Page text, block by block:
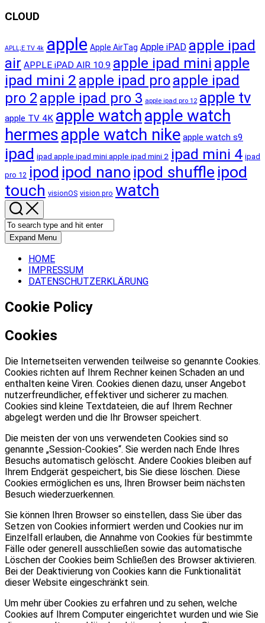
CLOUD
APLL;E TV 4k apple Apple AirTag Apple iPAD apple ipad
air APPLE iPAD AIR 10.9 apple ipad mini apple
ipad mini 2 apple ipad proapple ipad
pro 2 apple ipad pro 3 apple ipad pro 12 apple tv
apple TV 4K apple watchapple watch
hermesapple watch nike apple watch s9
ipad ipad apple ipad mini apple ipad mini 2 ipad mini 4 ipad
pro 12 ipod ipod nano ipod shuffle ipod
touch visionOS vision pro watch
Expand Menu
HOME
IMPRESSUM
DATENSCHUTZERKLÄRUNG
Cookie Policy
Cookies
Die Internetseiten verwenden teilweise so genannte Cookies.
Cookies richten auf Ihrem Rechner keinen Schaden an und
enthalten keine Viren. Cookies dienen dazu, unser Angebot
nutzerfreundlicher, effektiver und sicherer zu machen.
Cookies sind kleine Textdateien, die auf Ihrem Rechner
abgelegt werden und die Ihr Browser speichert.
Die meisten der von uns verwendeten Cookies sind so
genannte „Session-Cookies“. Sie werden nach Ende Ihres
Besuchs automatisch gelöscht. Andere Cookies bleiben auf
Ihrem Endgerät gespeichert, bis Sie diese löschen. Diese
Cookies ermöglichen es uns, Ihren Browser beim nächsten
Besuch wiederzuerkennen.
Sie können Ihren Browser so einstellen, dass Sie über das
Setzen von Cookies informiert werden und Cookies nur im
Einzelfall erlauben, die Annahme von Cookies für bestimmte
Fälle oder generell ausschließen sowie das automatische
Löschen der Cookies beim Schließen des Browser aktivieren.
Bei der Deaktivierung von Cookies kann die Funktionalität
dieser Website eingeschränkt sein.
Um mehr über Cookies zu erfahren und zu sehen, welche
Cookies auf Ihrem Computer eingerichtet wurden und wie Sie